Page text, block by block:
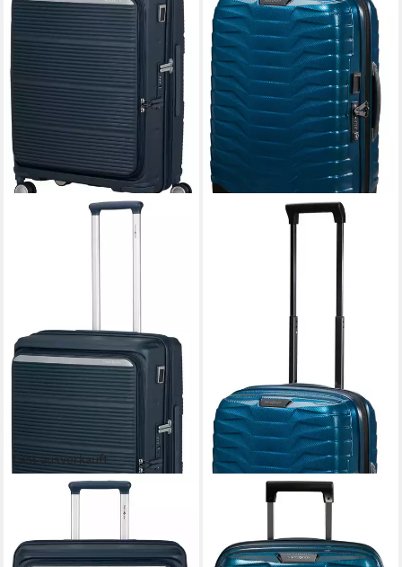
Fast ausverkauft
SAMSONITE
Hartschalen-Trolley
Größen und Farben, 4 Rollen,
SAMSONITE
verschiedene Farben, 4
Rollen, aus Polypropylen,